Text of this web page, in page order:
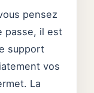
pensez
passe, il est
support
vos
La